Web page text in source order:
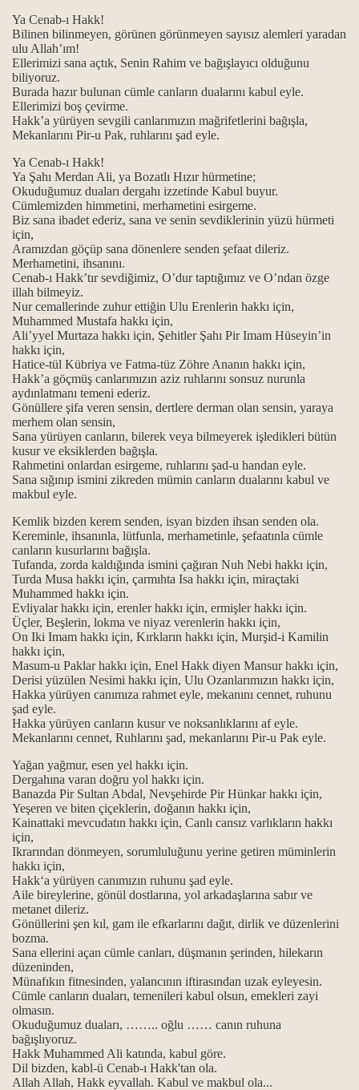
Ya Cenab-ı Hakk!
Bilinen bilinmeyen, görünen görünmeyen sayısız alemleri yaradan
ulu Allah’ım!
Ellerimizi sana açtık, Senin Rahim ve bağışlayıcı olduğunu
biliyoruz.
Burada hazır bulunan cümle canların dualarını kabul eyle.
Ellerimizi boş çevirme.
Hakk’a yürüyen sevgili canlarımızın mağrifetlerini bağışla,
Mekanlarını Pir-u Pak, ruhlarını şad eyle.
Ya Cenab-ı Hakk!
Ya Şahı Merdan Ali, ya Bozatlı Hızır hürmetine;
Okuduğumuz duaları dergahı izzetinde Kabul buyur.
Cümlemizden himmetini, merhametini esirgeme.
Biz sana ibadet ederiz, sana ve senin sevdiklerinin yüzü hürmeti
için,
Aramızdan göçüp sana dönenlere senden şefaat dileriz.
Merhametini, ihsanını.
Cenab-ı Hakk’tır sevdiğimiz, O’dur taptığımız ve O’ndan özge
illah bilmeyiz.
Nur cemallerinde zuhur ettiğin Ulu Erenlerin hakkı için,
Muhammed Mustafa hakkı için,
Ali’yyel Murtaza hakkı için, Şehitler Şahı Pir Imam Hüseyin’in
hakkı için,
Hatice-tül Kübriya ve Fatma-tüz Zöhre Ananın hakkı için,
Hakk’a göçmüş canlarımızın aziz ruhlarını sonsuz nurunla
aydınlatmanı temeni ederiz.
Gönüllere şifa veren sensin, dertlere derman olan sensin, yaraya
merhem olan sensin,
Sana yürüyen canların, bilerek veya bilmeyerek işledikleri bütün
kusur ve eksiklerden bağışla.
Rahmetini onlardan esirgeme, ruhlarını şad-u handan eyle.
Sana sığınıp ismini zikreden mümin canların dualarını kabul ve
makbul eyle.
Kemlik bizden kerem senden, isyan bizden ihsan senden ola.
Kereminle, ihsanınla, lütfunla, merhametinle, şefaatınla cümle
canların kusurlarını bağışla.
Tufanda, zorda kaldığında ismini çağıran Nuh Nebi hakkı için,
Turda Musa hakkı için, çarmıhta Isa hakkı için, miraçtaki
Muhammed hakkı için.
Evliyalar hakkı için, erenler hakkı için, ermişler hakkı için.
Üçler, Beşlerin, lokma ve niyaz verenlerin hakkı için,
On Iki Imam hakkı için, Kırkların hakkı için, Murşid-i Kamilin
hakkı için,
Masum-u Paklar hakkı için, Enel Hakk diyen Mansur hakkı için,
Derisi yüzülen Nesimi hakkı için, Ulu Ozanlarımızın hakkı için,
Hakka yürüyen canımıza rahmet eyle, mekanını cennet, ruhunu
şad eyle.
Hakka yürüyen canların kusur ve noksanlıklarını af eyle.
Mekanlarını cennet, Ruhlarını şad, mekanlarını Pir-u Pak eyle.
Yağan yağmur, esen yel hakkı için.
Dergahına varan doğru yol hakkı için.
Banazda Pir Sultan Abdal, Nevşehirde Pir Hünkar hakkı için,
Yeşeren ve biten çiçeklerin, doğanın hakkı için,
Kainattaki mevcudatın hakkı için, Canlı cansız varlıkların hakkı
için,
Ikrarından dönmeyen, sorumluluğunu yerine getiren müminlerin
hakkı için,
Hakk‘a yürüyen canımızın ruhunu şad eyle.
Aile bireylerine, gönül dostlarına, yol arkadaşlarına sabır ve
metanet dileriz.
Gönüllerini şen kıl, gam ile efkarlarını dağıt, dirlik ve düzenlerini
bozma.
Sana ellerini açan cümle canları, düşmanın şerinden, hilekarın
düzeninden,
Münafıkın fitnesinden, yalancının iftirasından uzak eyleyesin.
Cümle canların duaları, temenileri kabul olsun, emekleri zayi
olmasın.
Okuduğumuz duaları, …….. oğlu …… canın ruhuna
bağışlıyoruz.
Hakk Muhammed Ali katında, kabul göre.
Dil bizden, kabl-ü Cenab-ı Hakk'tan ola.
Allah Allah, Hakk eyvallah. Kabul ve makbul ola...